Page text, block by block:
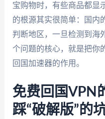
宝购物时，有些商品都显
的根源其实很简单：国内
判断地区，一旦检测到海
个问题的核心，就是把
回国加速器的作用。
免费回国VPN
踩“破解版”的